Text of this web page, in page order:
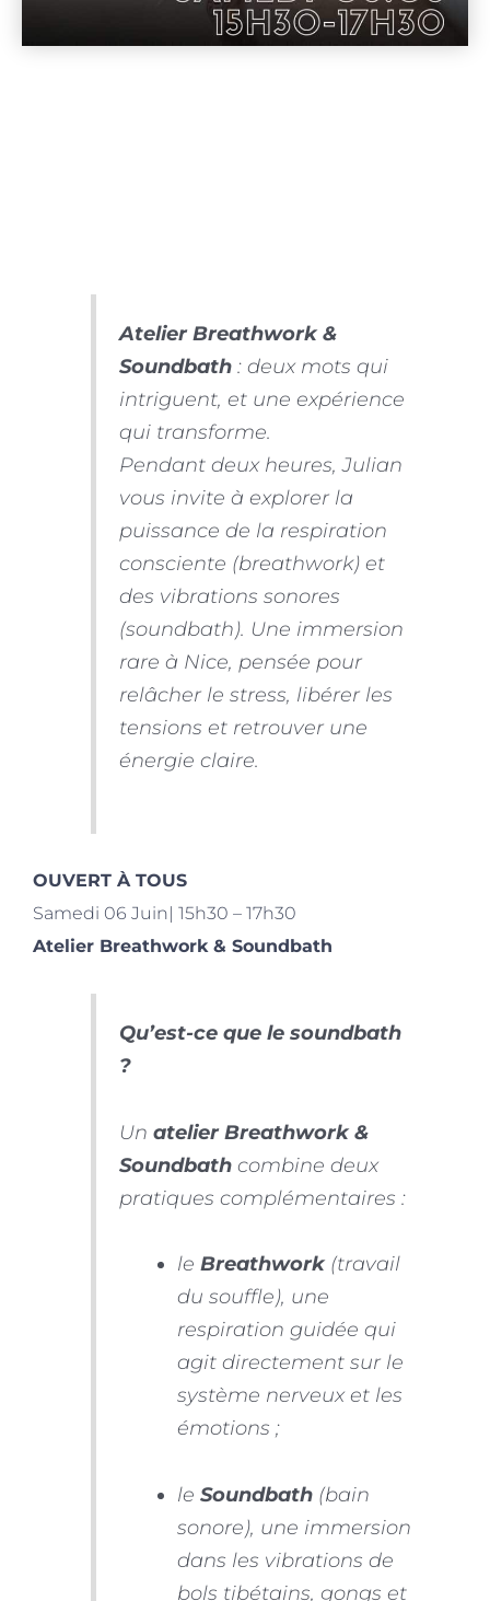
Atelier Breathwork &
Soundbath: deux mots qui
intriguent, et une expérience
qui transforme.
Pendant deux heures, Julian
vous invite à explorer la
puissance de la respiration
consciente (breathwork) et
des vibrations sonores
(soundbath). Une immersion
rare à Nice, pensée pour
relâcher le stress, libérer les
tensions et retrouver une
énergie claire.
OUVERT À TOUS
Samedi 06 Juin| 15h30 – 17h30
Atelier Breathwork & Soundbath
Qu’est-ce que le soundbath
?
Un atelier Breathwork &
Soundbathcombine deux
pratiques complémentaires :
le Breathwork(travail
du souffle), une
respiration guidée qui
agit directement sur le
système nerveux et les
émotions ;
le Soundbath(bain
sonore), une immersion
dans les vibrations de
bols tibétains, gongs et